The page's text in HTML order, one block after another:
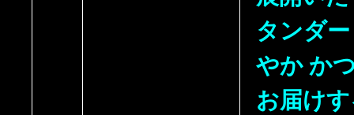
タンダ
やか か
お届け